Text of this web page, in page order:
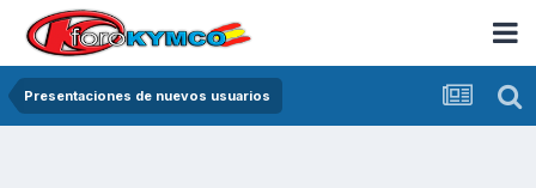
Presentaciones de nuevos usuarios